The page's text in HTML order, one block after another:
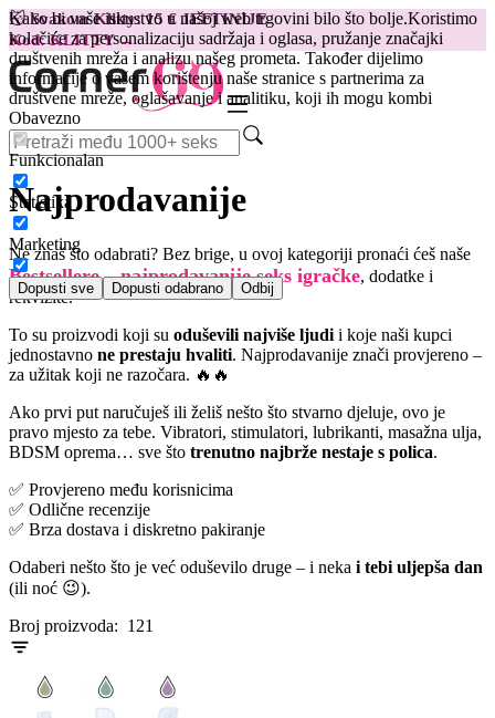
Kako bi vaše iskustvo u našoj web trgovini bilo što bolje.Koristimo
kolačiće za personalizaciju sadržaja i oglasa, pružanje značajki
društvenih mreža i analizu našeg prometa. Također dijelimo
informacije o vašem korištenju naše stranice s partnerima za
društvene mreže, oglašavanje i analitiku, koji ih mogu kombi
Obavezno
Funkcionalan
Statistika
Marketing
Dopusti sve Dopusti odabrano Odbij
😽Svakom Klitty: 15 € JEFTINIJE
Kod: KLITTY →
Najprodavanije
Ne znaš što odabrati? Bez brige, u ovoj kategoriji pronaći ćeš naše
Bestsellere – najprodavanije seks igračke, dodatke i
rekvizite.
To su proizvodi koji su oduševili najviše ljudi i koje naši kupci
jednostavno ne prestaju hvaliti. Najprodavanije znači provjereno –
za užitak koji ne razočara. 🔥🔥
Ako prvi put naručuješ ili želiš nešto što stvarno djeluje, ovo je
pravo mjesto za tebe. Vibratori, stimulatori, lubrikanti, masažna ulja,
BDSM oprema… sve što trenutno najbrže nestaje s polica.
✅ Provjereno među korisnicima
✅ Odlične recenzije
✅ Brza dostava i diskretno pakiranje
Odaberi nešto što je već oduševilo druge – i neka i tebi uljepša dan
(ili noć 😉).
Broj proizvoda: 121